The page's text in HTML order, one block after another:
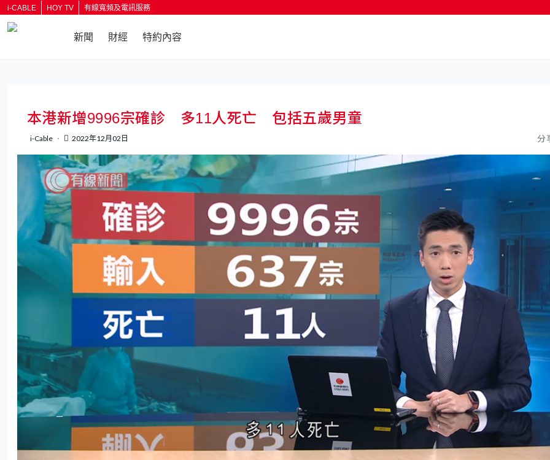
i-CABLE HOY TV 有線寬頻及電訊服務
新聞 財經 特約內容
本港新增9996宗確診 多11人死亡 包括五歲男童
i-Cable 2022年12月02日 分